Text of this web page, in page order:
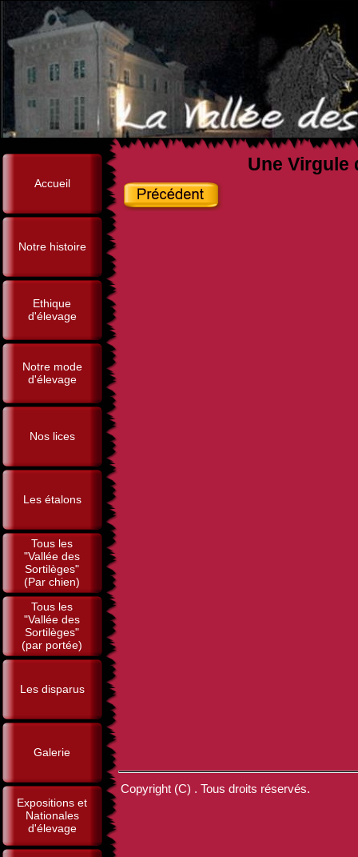
Accueil
Notre histoire
Ethique
d'élevage
Notre mode
d'élevage
Nos lices
Les étalons
Tous les
"Vallée des
Sortilèges"
(Par chien)
Tous les
"Vallée des
Sortilèges"
(par portée)
Les disparus
Galerie
Expositions et
Nationales
d'élevage
Une Virgule
Copyright (C) . Tous droits réservés.